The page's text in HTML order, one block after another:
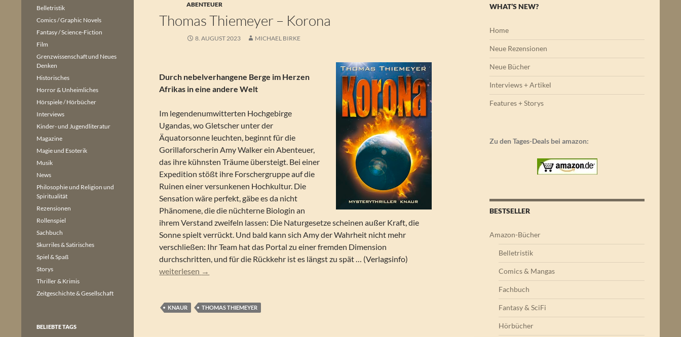
ABENTEUER
Thomas Thiemeyer – Korona
8. AUGUST 2023 MICHAEL BIRKE
Durch nebelverhangene Berge im Herzen
Afrikas in eine andere Welt
Im legendenumwitterten Hochgebirge
Ugandas, wo Gletscher unter der
Äquatorsonne leuchten, beginnt für die
Gorillaforscherin Amy Walker ein Abenteuer,
das ihre kühnsten Träume übersteigt. Bei einer
Expedition stößt ihre Forschergruppe auf die
Ruinen einer versunkenen Hochkultur. Die
Sensation wäre perfekt, gäbe es da nicht
Phänomene, die die nüchterne Biologin an
ihrem Verstand zweifeln lassen: Die Naturgesetze scheinen außer Kraft, die
Sonne spielt verrückt. Und bald kann sich Amy der Wahrheit nicht mehr
verschließen: Ihr Team hat das Portal zu einer fremden Dimension
durchschritten, und für die Rückkehr ist es längst zu spät … (Verlagsinfo)
Thomas Thiemeyer – Korona
weiterlesen →
KNAUR THOMAS THIEMEYER
WHAT’S NEW?
Home
Neue Rezensionen
Neue Bücher
Interviews + Artikel
Features + Storys
Zu den Tages-Deals bei amazon:
BESTSELLER
Amazon-Bücher
Belletristik
Comics & Mangas
Fachbuch
Fantasy & SciFi
Hörbücher
Belletristik
Comics / Graphic Novels
Fantasy / Science-Fiction
Film
Grenzwissenschaft und Neues
Denken
Historisches
Horror & Unheimliches
Hörspiele / Hörbücher
Interviews
Kinder- und Jugendliteratur
Magazine
Magie und Esoterik
Musik
News
Philosophie und Religion und
Spiritualität
Rezensionen
Rollenspiel
Sachbuch
Skurriles & Satirisches
Spiel & Spaß
Storys
Thriller & Krimis
Zeitgeschichte & Gesellschaft
BELIEBTE TAGS